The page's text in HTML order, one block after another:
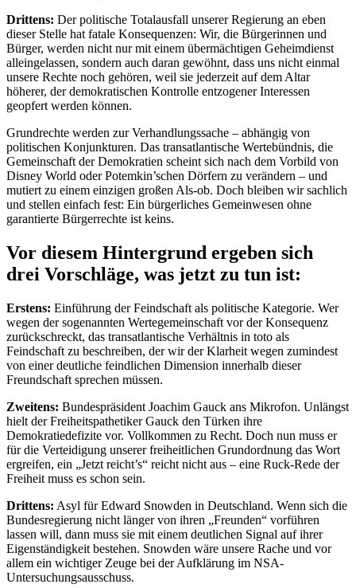
Drittens: Der politische Totalausfall unserer Regierung an eben
dieser Stelle hat fatale Konsequenzen: Wir, die Bürgerinnen und
Bürger, werden nicht nur mit einem übermächtigen Geheimdienst
alleingelassen, sondern auch daran gewöhnt, dass uns nicht einmal
unsere Rechte noch gehören, weil sie jederzeit auf dem Altar
höherer, der demokratischen Kontrolle entzogener Interessen
geopfert werden können.
Grundrechte werden zur Verhandlungssache – abhängig von
politischen Konjunkturen. Das transatlantische Wertebündnis, die
Gemeinschaft der Demokratien scheint sich nach dem Vorbild von
Disney World oder Potemkin’schen Dörfern zu verändern – und
mutiert zu einem einzigen großen Als-ob. Doch bleiben wir sachlich
und stellen einfach fest: Ein bürgerliches Gemeinwesen ohne
garantierte Bürgerrechte ist keins.
Vor diesem Hintergrund ergeben sich
drei Vorschläge, was jetzt zu tun ist:
Erstens: Einführung der Feindschaft als politische Kategorie. Wer
wegen der sogenannten Wertegemeinschaft vor der Konsequenz
zurückschreckt, das transatlantische Verhältnis in toto als
Feindschaft zu beschreiben, der wir der Klarheit wegen zumindest
von einer deutliche feindlichen Dimension innerhalb dieser
Freundschaft sprechen müssen.
Zweitens: Bundespräsident Joachim Gauck ans Mikrofon. Unlängst
hielt der Freiheitspathetiker Gauck den Türken ihre
Demokratiedefizite vor. Vollkommen zu Recht. Doch nun muss er
für die Verteidigung unserer freiheitlichen Grundordnung das Wort
ergreifen, ein „Jetzt reicht’s“ reicht nicht aus – eine Ruck-Rede der
Freiheit muss es schon sein.
Drittens: Asyl für Edward Snowden in Deutschland. Wenn sich die
Bundesregierung nicht länger von ihren „Freunden“ vorführen
lassen will, dann muss sie mit einem deutlichen Signal auf ihrer
Eigenständigkeit bestehen. Snowden wäre unsere Rache und vor
allem ein wichtiger Zeuge bei der Aufklärung im NSA-
Untersuchungsausschuss.